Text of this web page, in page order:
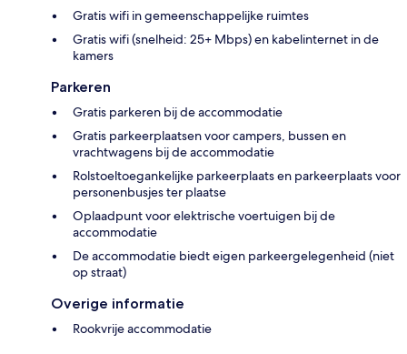
Gratis wifi in gemeenschappelijke ruimtes
Gratis wifi (snelheid: 25+ Mbps) en kabelinternet in de
kamers
Parkeren
Gratis parkeren bij de accommodatie
Gratis parkeerplaatsen voor campers, bussen en
vrachtwagens bij de accommodatie
Rolstoeltoegankelijke parkeerplaats en parkeerplaats voor
personenbusjes ter plaatse
Oplaadpunt voor elektrische voertuigen bij de
accommodatie
De accommodatie biedt eigen parkeergelegenheid (niet
op straat)
Overige informatie
Rookvrije accommodatie